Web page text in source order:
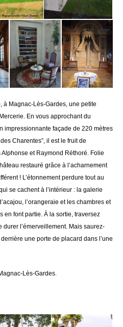
à Magnac-Lès-Gardes, une petite
En vous approchant du
impressionnante façade de 220 mètres
Charentes”, il est le fruit de
et Raymond Réthoré. Folie
restauré grâce à l’acharnement
! L’étonnement perdure tout au
se cachent à l’intérieur : la galerie
l’orangeraie et les chambres et
en font partie. À la sortie, traversez
durer l’émerveillement. Mais saurez-
une porte de placard dans l’une
Lès-Gardes.